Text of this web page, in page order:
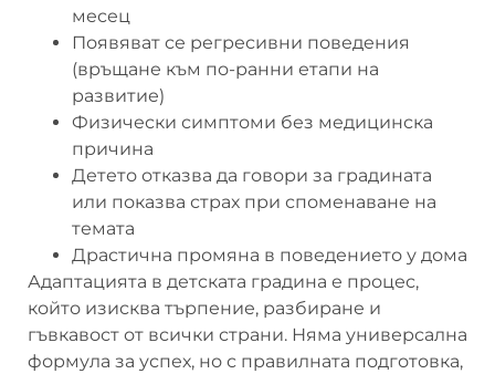
месец
Появяват се регресивни поведения
(връщане към по-ранни етапи на
развитие)
Физически симптоми без медицинска
причина
Детето отказва да говори за градината
или показва страх при споменаване на
темата
Драстична промяна в поведението у дома
Адаптацията в детската градина е процес,
който изисква търпение, разбиране и
гъвкавост от всички страни. Няма универсална
формула за успех, но с правилната подготовка,